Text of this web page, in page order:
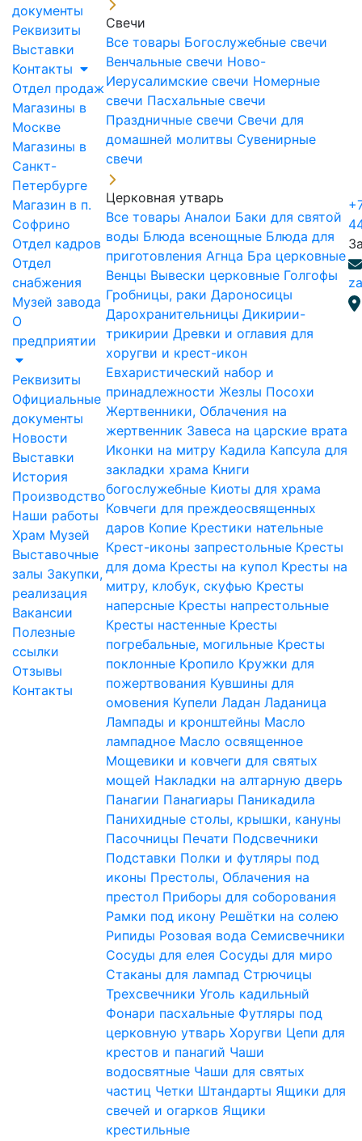
документы
Реквизиты
Выставки
Контакты
Отдел продаж
Магазины в
Москве
Магазины в
Санкт-
Петербурге
Магазин в п.
Софрино
Отдел кадров
Отдел
снабжения
Музей завода
О
предприятии
Реквизиты
Официальные
документы
Новости
Выставки
История
Производство
Наши работы
Храм Музей
Выставочные
залы Закупки,
реализация
Вакансии
Полезные
ссылки
Отзывы
Контакты
Свечи
Все товары Богослужебные свечи
Венчальные свечи Ново-
Иерусалимские свечи Номерные
свечи Пасхальные свечи
Праздничные свечи Свечи для
домашней молитвы Сувенирные
свечи
Церковная утварь
Все товары Аналои Баки для святой
воды Блюда всенощные Блюда для
приготовления Агнца Бра церковные
Венцы Вывески церковные Голгофы
Гробницы, раки Дароносицы
Дарохранительницы Дикирии-
трикирии Древки и оглавия для
хоругви и крест-икон
Евхаристический набор и
принадлежности Жезлы Посохи
Жертвенники, Облачения на
жертвенник Завеса на царские врата
Иконки на митру Кадила Капсула для
закладки храма Книги
богослужебные Киоты для храма
Ковчеги для преждеосвященных
даров Копие Крестики нательные
Крест-иконы запрестольные Кресты
для дома Кресты на купол Кресты на
митру, клобук, скуфью Кресты
наперсные Кресты напрестольные
Кресты настенные Кресты
погребальные, могильные Кресты
поклонные Кропило Кружки для
пожертвования Кувшины для
омовения Купели Ладан Ладаница
Лампады и кронштейны Масло
лампадное Масло освященное
Мощевики и ковчеги для святых
мощей Накладки на алтарную дверь
Панагии Панагиары Паникадила
Панихидные столы, крышки, кануны
Пасочницы Печати Подсвечники
Подставки Полки и футляры под
иконы Престолы, Облачения на
престол Приборы для соборования
Рамки под икону Решётки на солею
Рипиды Розовая вода Семисвечники
Сосуды для елея Сосуды для миро
Стаканы для лампад Стрючицы
Трехсвечники Уголь кадильный
Фонари пасхальные Футляры под
церковную утварь Хоругви Цепи для
крестов и панагий Чаши
водосвятные Чаши для святых
частиц Четки Штандарты Ящики для
свечей и огарков Ящики
крестильные